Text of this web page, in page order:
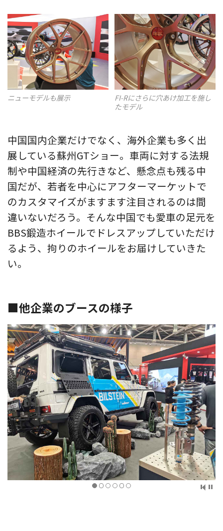
ニューモデルも展示
FI-Rにさらに穴あけ加工を施し
たモデル
中国国内企業だけでなく、海外企業も多く出
展している蘇州GTショー。車両に対する法規
制や中国経済の先行きなど、懸念点も残る中
国だが、若者を中心にアフターマーケットで
のカスタマイズがますます注目されるのは間
違いないだろう。そんな中国でも愛車の足元を
BBS鍛造ホイールでドレスアップしていただけ
るよう、拘りのホイールをお届けしていきた
い。
■他企業のブースの様子